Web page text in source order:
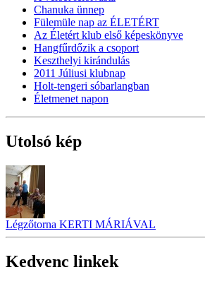
Chanuka ünnep
Fülemüle nap az ÉLETÉRT
Az Életért klub első képeskönyve
Hangfűrdőzik a csoport
Keszthelyi kirándulás
2011 Júliusi klubnap
Holt-tengeri sóbarlangban
Életmenet napon
Utolsó kép
Légzőtorna KERTI MÁRIÁVAL
Kedvenc linkek